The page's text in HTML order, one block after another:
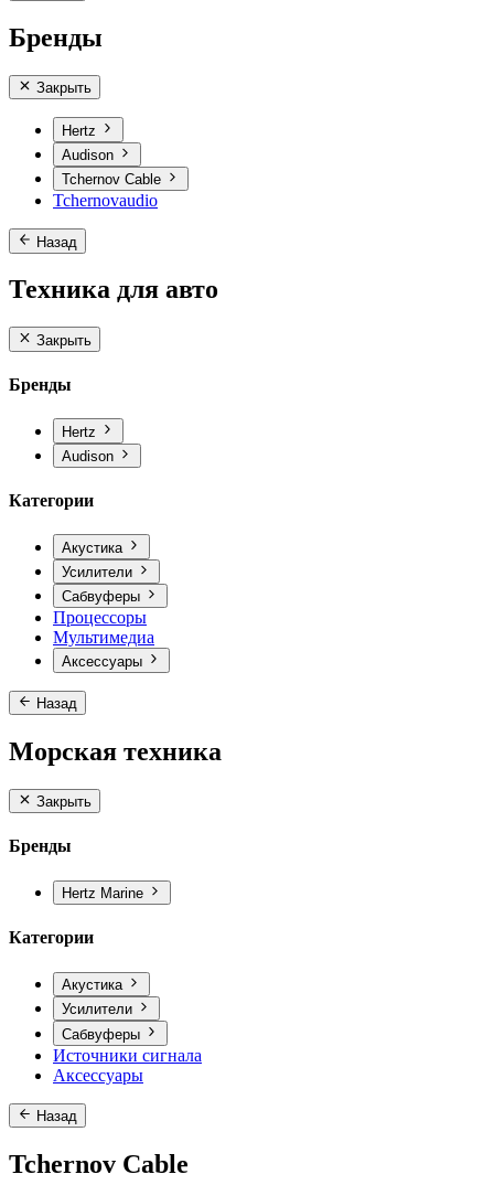
Бренды
Закрыть
Hertz
Audison
Tchernov Cable
Tchernovaudio
Назад
Техника для авто
Закрыть
Бренды
Hertz
Audison
Категории
Акустика
Усилители
Сабвуферы
Процессоры
Мультимедиа
Аксессуары
Назад
Морская техника
Закрыть
Бренды
Hertz Marine
Категории
Акустика
Усилители
Сабвуферы
Источники сигнала
Аксессуары
Назад
Tchernov Cable